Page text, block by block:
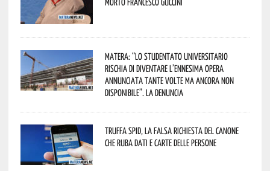
Matera: “Lo studentato universitario
rischia di diventare l’ennesima opera
annunciata tante volte ma ancora non
disponibile”. La denuncia
Truffa Spid, la falsa richiesta del canone
che ruba dati e carte delle persone